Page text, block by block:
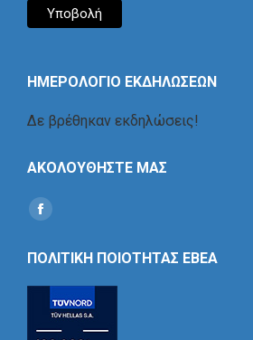
ΗΜΕΡΟΛΟΓΙΟ ΕΚΔΗΛΩΣΕΩΝ
Δε βρέθηκαν εκδηλώσεις!
ΑΚΟΛΟΥΘΗΣΤΕ ΜΑΣ
Find us on:
Social
ΠΟΛΙΤΙΚΗ ΠΟΙΟΤΗΤΑΣ ΕΒΕΑ